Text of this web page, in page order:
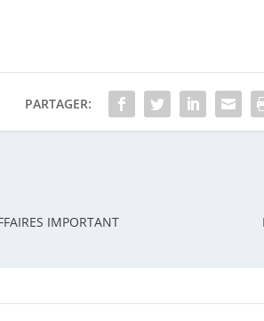
PARTAGER:
IMPORTANT